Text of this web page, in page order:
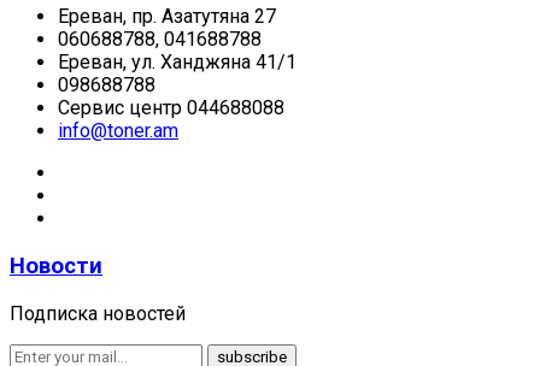
Ереван, пр. Азатутяна 27
060688788, 041688788
Ереван, ул. Ханджяна 41/1
098688788
Сервис центр 044688088
info@toner.am
Новости
Подписка новостей